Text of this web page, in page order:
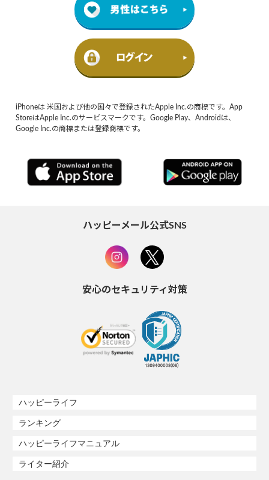
iPhoneは 米国および他の国々で登録されたApple Inc.の商標です。App
StoreはApple Inc.のサービスマークです。Google Play、Androidは、
Google Inc.の商標または登録商標です。
ハッピーメール公式SNS
安心のセキュリティ対策
ハッピーライフ
ランキング
ハッピーライフマニュアル
ライター紹介